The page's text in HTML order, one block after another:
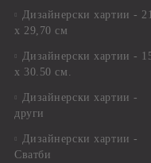
Дизайнерски хартии -
х 29,70 см
Дизайнерски хартии -
x 30.50 см.
Дизайнерски хартии -
други
Дизайнерски хартии -
Сватби